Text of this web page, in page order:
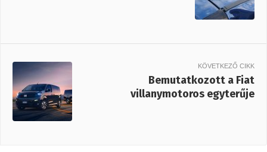
KÖVETKEZŐ CIKK
Bemutatkozott a Fiat
villanymotoros egyterűje